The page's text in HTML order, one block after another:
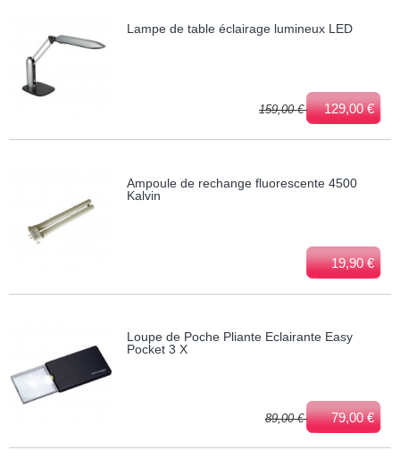
Lampe de table éclairage lumineux LED
159,00 € 129,00 €
Ampoule de rechange fluorescente 4500
Kalvin
19,90 €
Loupe de Poche Pliante Eclairante Easy
Pocket 3 X
89,00 € 79,00 €